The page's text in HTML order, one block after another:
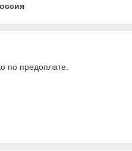
по предоплате.